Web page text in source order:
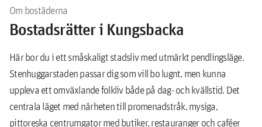
Om bostäderna
Bostadsrätter i Kungsbacka
Här bor du i ett småskaligt stadsliv med utmärkt pendlingsläge.
Stenhuggarstaden passar dig som vill bo lugnt, men kunna
uppleva ett omväxlande folkliv både på dag- och kvällstid. Det
centrala läget med närheten till promenadstråk, mysiga,
pittoreska centrumgator med butiker, restauranger och caféer